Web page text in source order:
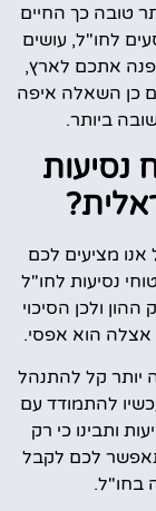
טובה כך החיים
לחו"ל, עושים
אתכם לארץ,
כן השאלה איפה
ביותר.
נסיעות
מציעים לכם
נסיעות לחו"ל
ולכן הסיכוי
אצלה הוא אפסי.
קל להתנהל
להתמודד עם
ותבינו כי רק
לכם לקבל
בחו"ל.